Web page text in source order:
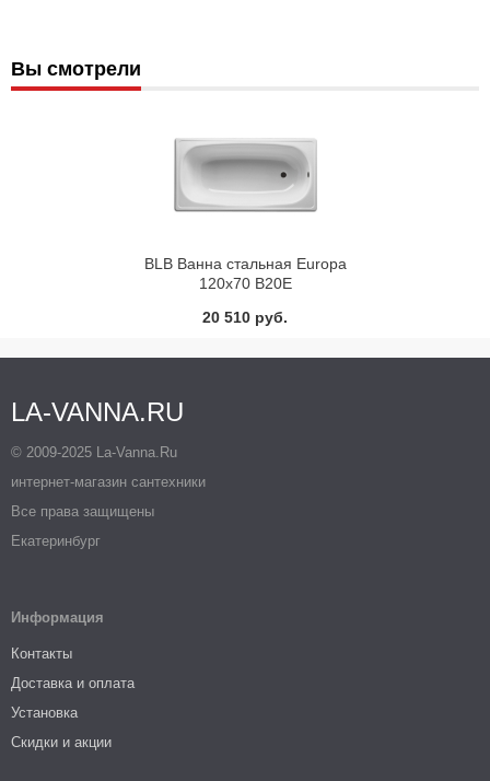
Вы смотрели
BLB Ванна стальная Europa
120x70 B20E
20 510 руб.
LA-VANNA.RU
© 2009-2025 La-Vanna.Ru
интернет-магазин сантехники
Все права защищены
Екатеринбург
Информация
Контакты
Доставка и оплата
Установка
Скидки и акции